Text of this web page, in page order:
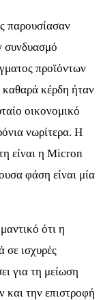
παρουσίασαν
συνδυασμό
προϊόντων
κέρδη ήταν
οικονομικό
νωρίτερα. Η
είναι η Micron
φάση είναι μία
ότι η
σε ισχυρές
για τη μείωση
και την επιστροφή